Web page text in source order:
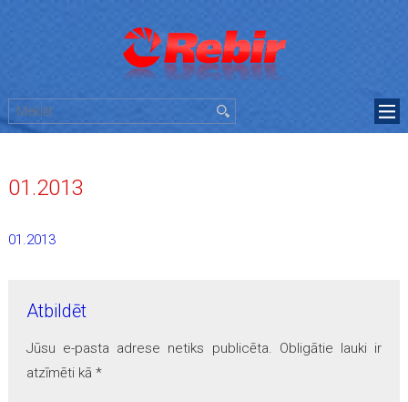
01.2013
01.2013
Atbildēt
Jūsu e-pasta adrese netiks publicēta. Obligātie lauki ir
atzīmēti kā *